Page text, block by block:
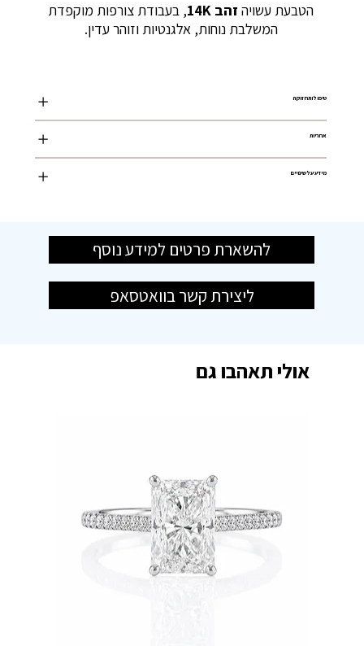
הטבעת עשויה זהב 14K
, בעבודת צורפות מוקפדת
המשלבת נוחות, אלגנטיות וזוהר עדין.
טיפול ותחזוקה
אחריות
מידע על שינויים
להשארת פרטים למידע נוסף
ליצירת קשר בוואטסאפ
אולי תאהבו גם